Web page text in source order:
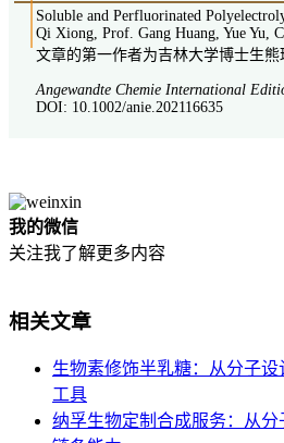
Soluble and Perfluorinated
Qi Xiong, Prof. Gang Huang, Yue Yu,
文章的第一作者为吉林大学博士生
Angewandte Chemie International
DOI: 10.1002/anie.202116635
我的微信
关注我了解更多内容
相关文章
生物素修饰半乳糖：从分子
工具
纳孚生物定制合成服务：从